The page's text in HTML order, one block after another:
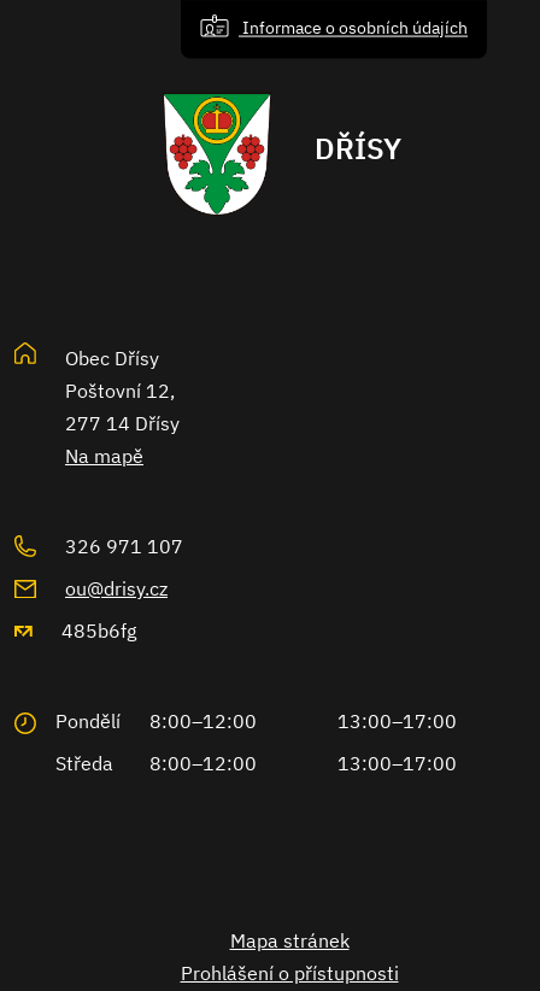
Informace o osobních údajích
DŘÍSY
Obec Dřísy
Poštovní 12,
277 14 Dřísy
Na mapě
326 971 107
ou@drisy.cz
485b6fg
Pondělí 8:00–12:00
13:00–17:00
Středa
8:00–12:00 13:00–17:00
Mapa stránek
Prohlášení o přístupnosti